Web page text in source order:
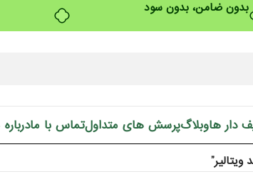
بدون ضامن، بدون سود
دار هاوبلاگپرسش های متداولتماس با ما